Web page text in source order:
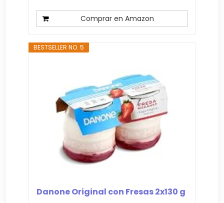
Comprar en Amazon
BESTSELLER NO. 5
Danone Original con Fresas 2x130 g